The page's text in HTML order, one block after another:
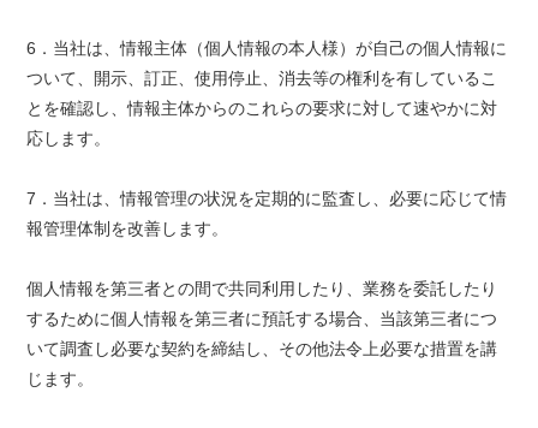
6．当社は、情報主体（個人情報の本人様）が自己の個人情報に
ついて、開示、訂正、使用停止、消去等の権利を有しているこ
とを確認し、情報主体からのこれらの要求に対して速やかに対
応します。
7．当社は、情報管理の状況を定期的に監査し、必要に応じて情
報管理体制を改善します。
個人情報を第三者との間で共同利用したり、業務を委託したり
するために個人情報を第三者に預託する場合、当該第三者につ
いて調査し必要な契約を締結し、その他法令上必要な措置を講
じます。